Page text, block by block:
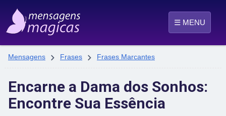
☰ MENU
Mensagens  Frases  Frases Marcantes
Encarne a Dama dos Sonhos:
Encontre Sua Essência